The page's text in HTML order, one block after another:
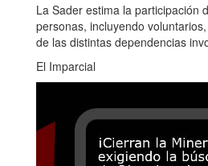
La Sader estima la participación
personas, incluyendo
de las distintas dependencias
El Imparcial